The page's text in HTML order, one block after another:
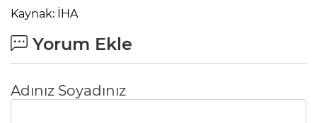
Kaynak: İHA
Yorum Ekle
Adınız Soyadınız